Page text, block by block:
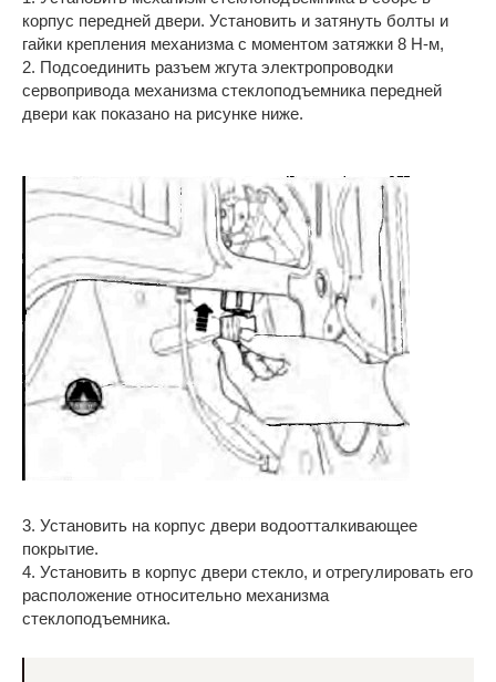
корпус передней двери. Установить и затянуть болты и
гайки крепления механизма с моментом затяжки 8 Н-м,
2. Подсоединить разъем жгута электропроводки
сервопривода механизма стеклоподъемника передней
двери как показано на рисунке ниже.
3. Установить на корпус двери водоотталкивающее
покрытие.
4. Установить в корпус двери стекло, и отрегулировать его
расположение относительно механизма
стеклоподъемника.